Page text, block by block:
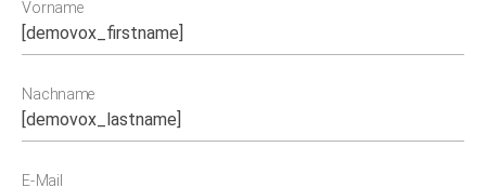
Vorname
Nachname
E-Mail